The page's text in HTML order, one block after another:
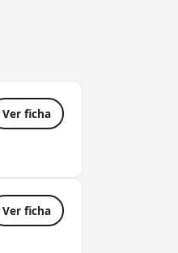
Ver ficha
Ver ficha